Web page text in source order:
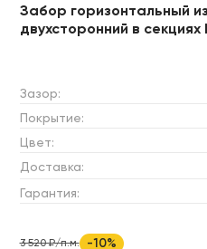
Забор горизонтальный
двухсторонний в
Зазор:
Покрытие:
Цвет:
Доставка:
Гарантия:
3 520 ₽/п.м. -10%